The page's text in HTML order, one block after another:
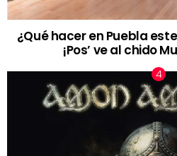
¿Qué hacer en Puebla
¡Pos’ ve al chido